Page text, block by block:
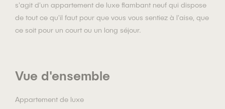
s'agit d'un appartement de luxe flambant neuf qui dispose
de tout ce qu'il faut pour que vous vous sentiez à l'aise, que
ce soit pour un court ou un long séjour.
Vue d'ensemble
Appartement de luxe